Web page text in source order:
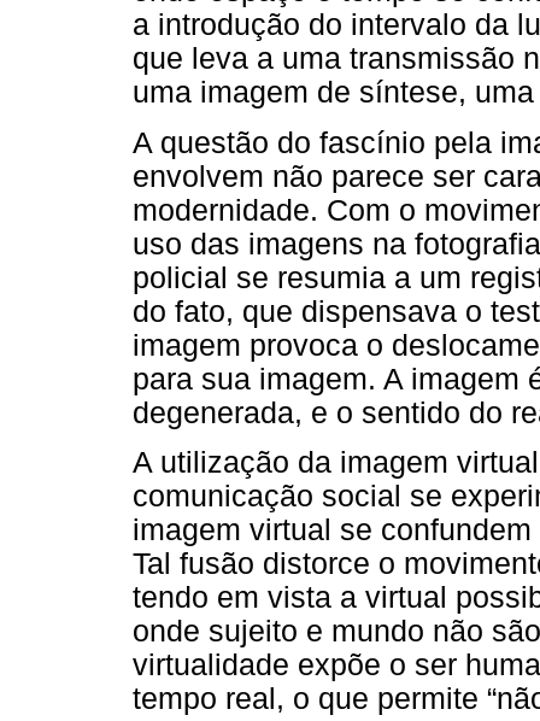
a introdução do intervalo da
que leva a uma transmissão
uma imagem de síntese,
A questão do fascínio pela
envolvem não parece ser
modernidade. Com o
uso das imagens na
policial se resumia a um
do fato, que dispensava o
imagem provoca o
para sua imagem. A imagem
degenerada, e o sentido do
A utilização da imagem
comunicação social se
imagem virtual se
Tal fusão distorce o
tendo em vista a virtual
onde sujeito e mundo não
virtualidade expõe o ser
tempo real, o que permite